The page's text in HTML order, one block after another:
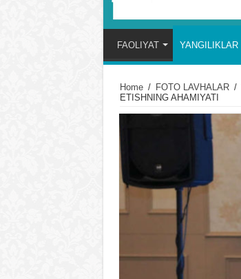
FAOLIYAT YANGILIKLAR
Home / FOTO LAVHALAR /
ETISHNING AHAMIYATI